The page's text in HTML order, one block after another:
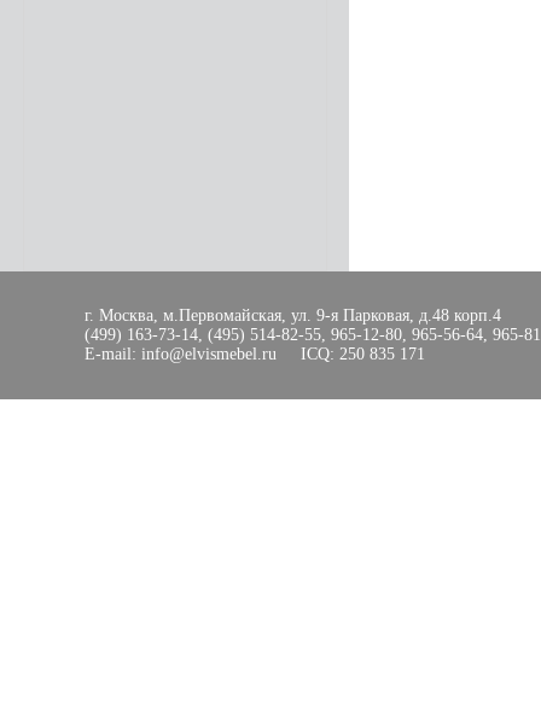
г. Москва, м.Первомайская, ул. 9-я Парковая, д.48 корп.4
(499) 163-73-14, (495) 514-82-55, 965-12-80, 965-56-64, 965-
E-mail: info@elvismebel.ru ICQ: 250 835 171